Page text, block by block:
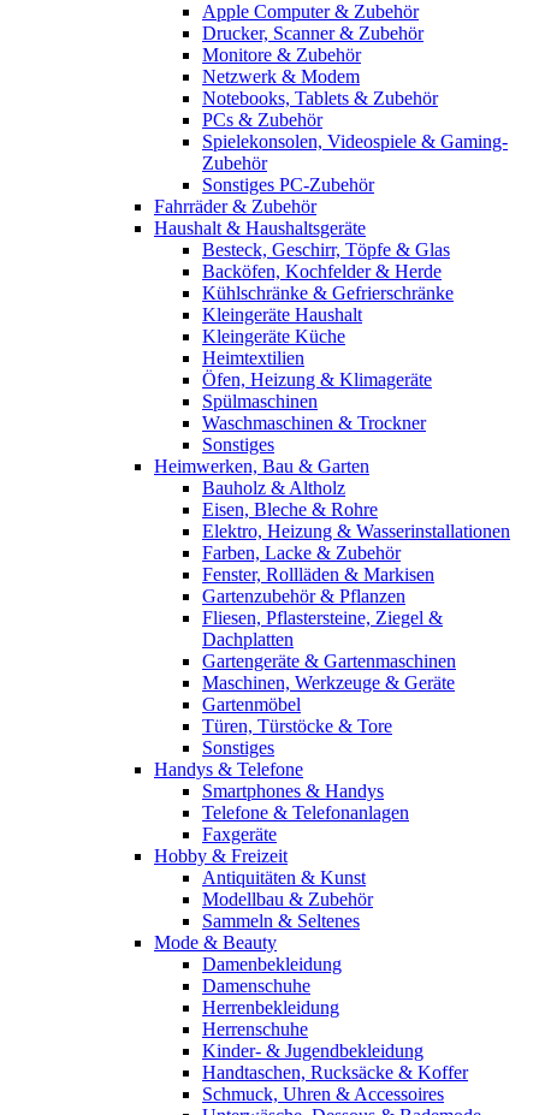
Apple Computer & Zubehör
Drucker, Scanner & Zubehör
Monitore & Zubehör
Netzwerk & Modem
Notebooks, Tablets & Zubehör
PCs & Zubehör
Spielekonsolen, Videospiele & Gaming-
Zubehör
Sonstiges PC-Zubehör
Fahrräder & Zubehör
Haushalt & Haushaltsgeräte
Besteck, Geschirr, Töpfe & Glas
Backöfen, Kochfelder & Herde
Kühlschränke & Gefrierschränke
Kleingeräte Haushalt
Kleingeräte Küche
Heimtextilien
Öfen, Heizung & Klimageräte
Spülmaschinen
Waschmaschinen & Trockner
Sonstiges
Heimwerken, Bau & Garten
Bauholz & Altholz
Eisen, Bleche & Rohre
Elektro, Heizung & Wasserinstallationen
Farben, Lacke & Zubehör
Fenster, Rollläden & Markisen
Gartenzubehör & Pflanzen
Fliesen, Pflastersteine, Ziegel &
Dachplatten
Gartengeräte & Gartenmaschinen
Maschinen, Werkzeuge & Geräte
Gartenmöbel
Türen, Türstöcke & Tore
Sonstiges
Handys & Telefone
Smartphones & Handys
Telefone & Telefonanlagen
Faxgeräte
Hobby & Freizeit
Antiquitäten & Kunst
Modellbau & Zubehör
Sammeln & Seltenes
Mode & Beauty
Damenbekleidung
Damenschuhe
Herrenbekleidung
Herrenschuhe
Kinder- & Jugendbekleidung
Handtaschen, Rucksäcke & Koffer
Schmuck, Uhren & Accessoires